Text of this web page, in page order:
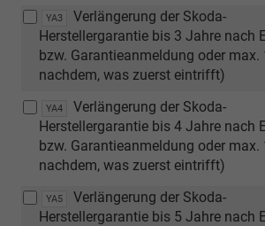
YA3
Verlängerung der Skoda-
Herstellergarantie bis 3 Jahre nach
bzw. Garantieanmeldung oder max.
nachdem, was zuerst eintrifft)
YA4
Verlängerung der Skoda-
Herstellergarantie bis 4 Jahre nach
bzw. Garantieanmeldung oder max.
nachdem, was zuerst eintrifft)
YA5
Verlängerung der Skoda-
Herstellergarantie bis 5 Jahre nach